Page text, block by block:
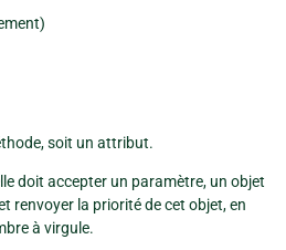
soit un attribut.
doit accepter un paramètre, un objet
renvoyer la priorité de cet objet, en
à virgule.